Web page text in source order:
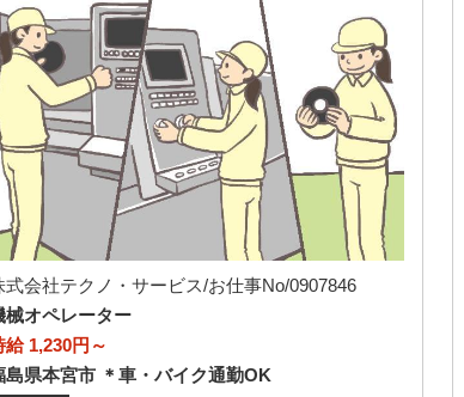
式会社テクノ・サービス/お仕事No/0907846
械オペレーター
給 1,230円～
島県本宮市 ＊車・バイク通勤OK